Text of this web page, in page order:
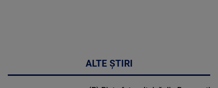
ALTE ȘTIRI